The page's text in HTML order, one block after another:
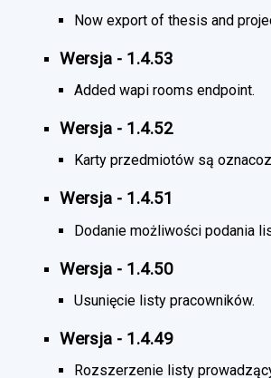
Now export of thesis and
Wersja - 1.4.53
Added wapi rooms endpoint.
Wersja - 1.4.52
Karty przedmiotów są
Wersja - 1.4.51
Dodanie możliwości podania
Wersja - 1.4.50
Usunięcie listy pracowników.
Wersja - 1.4.49
Rozszerzenie listy